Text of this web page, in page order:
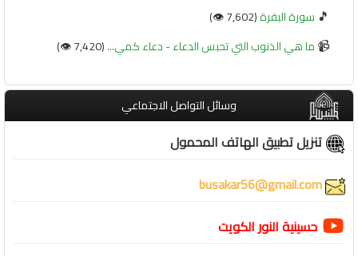
🎵 سورة البقرة(7,602 👁️)
📹ما هي الذنوب التي تحبس الدعاء - دعاء كمي...(7,420 👁️)
وسائل التواصل الاجتماعي
تنزيل تطبيق الهاتف المحمول
حسينية النور الكويت